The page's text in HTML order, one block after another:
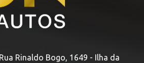
Rua Rinaldo Bogo, 1649 - Ilha da